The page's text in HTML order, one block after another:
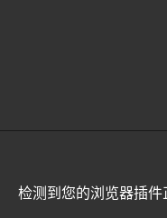
检测到您的浏览器插件